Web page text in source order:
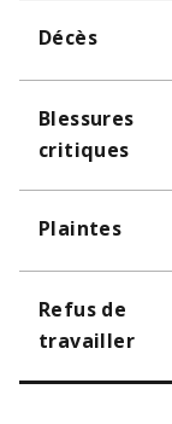
Décès
Blessures
critiques
Plaintes
Refus de
travailler